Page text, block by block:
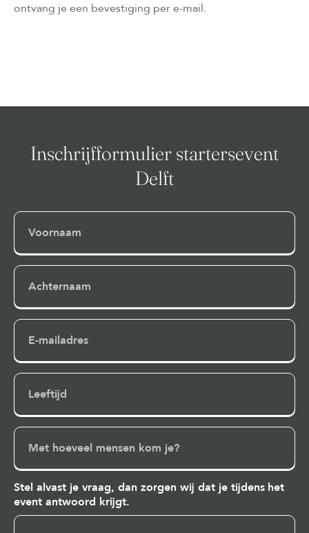
ontvang je een bevestiging per e-mail.
Inschrijfformulier startersevent
Delft
Voornaam
(Vereist)
Achternaam
(Vereist)
E-
mailadres
(Vereist)
Leeftijd
Met
hoeveel
mensen
je?
Stel alvast je vraag, dan zorgen wij dat je tijdens het
event antwoord krijgt.